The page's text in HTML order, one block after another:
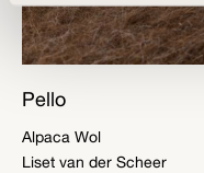
Pello
Alpaca Wol
Liset van der Scheer